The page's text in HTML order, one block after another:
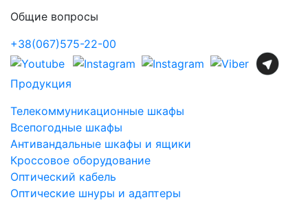
Общие вопросы
+38(067)575-22-00
Продукция
Телекоммуникационные шкафы
Всепогодные шкафы
Антивандальные шкафы и ящики
Кроссовое оборудование
Оптический кабель
Оптические шнуры и адаптеры